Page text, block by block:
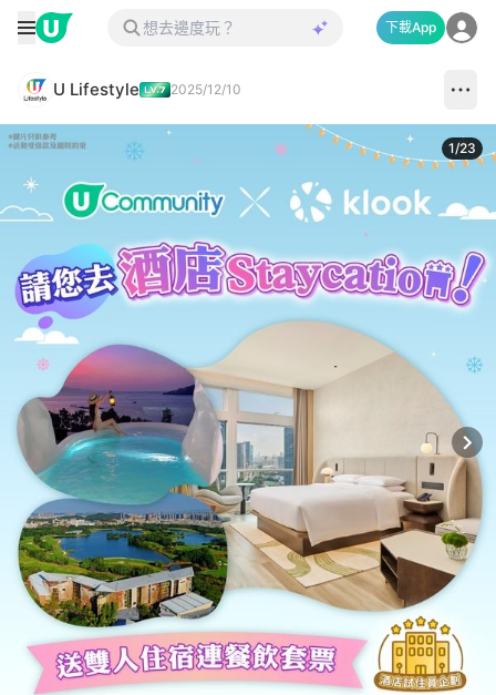
下載App
U Lifestyle 2025/12/10
1/23